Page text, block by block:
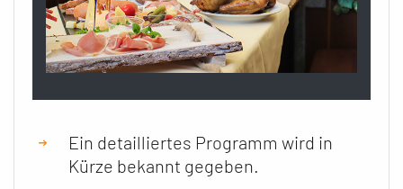
Ein detailliertes Programm wird in
Kürze bekannt gegeben.